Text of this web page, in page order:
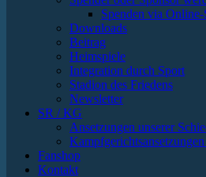
Spenden via
Downloads
Beitrag
Heimspiele
Integration durch Sport
Stadion des Friedens
Newsletter
SR / KG
Ansetzungen unserer
Fanshop
Kontakt